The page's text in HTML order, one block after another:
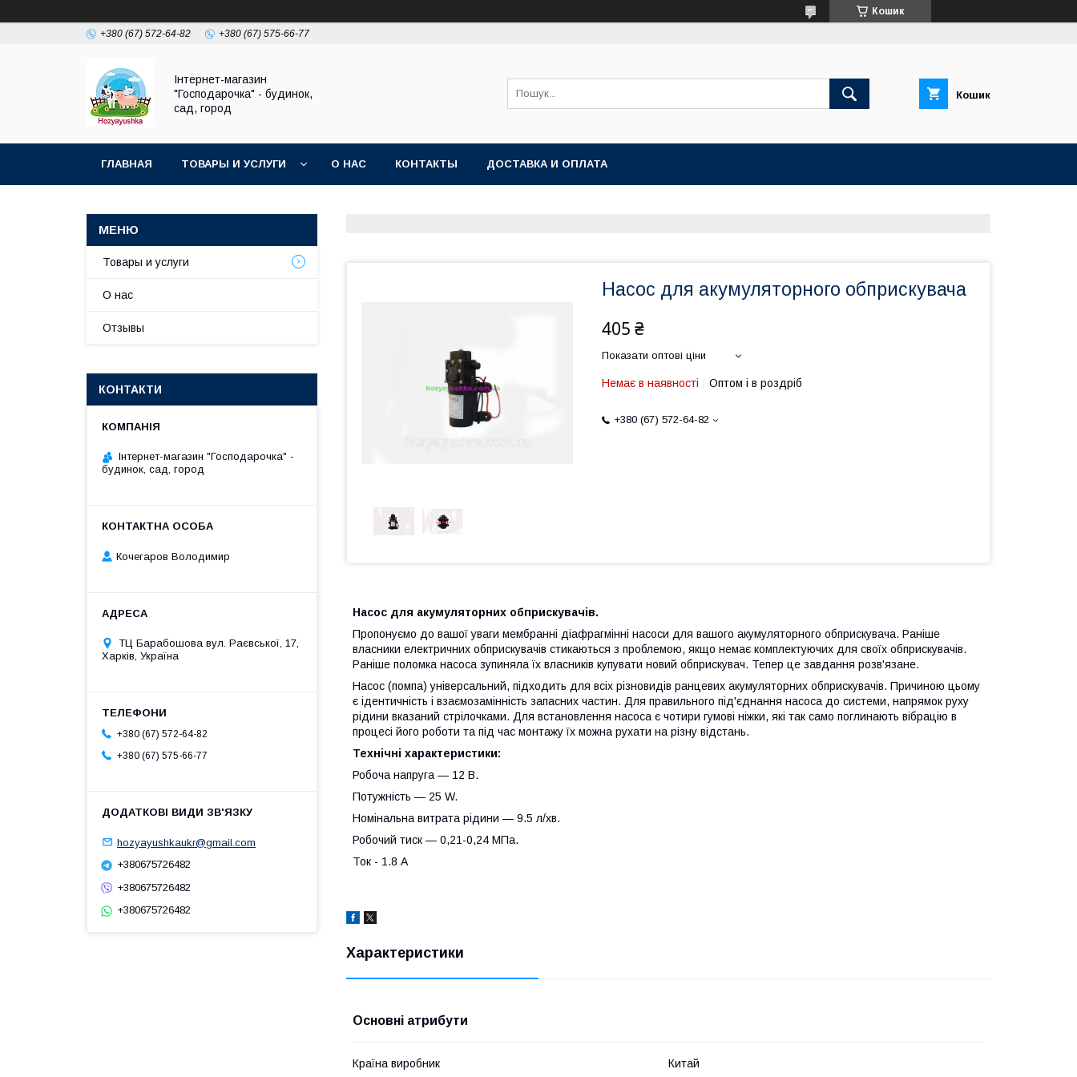
Кошик
+380 (67) 572-64-82 +380 (67) 575-66-77
Інтернет-магазин
"Господарочка" - будинок,
сад, город
Кошик
ГЛАВНАЯ ТОВАРЫ И УСЛУГИ О НАС КОНТАКТЫ ДОСТАВКА И ОПЛАТА
Насос для акумуляторного обприскувача
405 ₴
Показати оптові ціни
Немає в наявності Оптом і в роздріб
+380 (67) 572-64-82
Насос для акумуляторних обприскувачів.
Пропонуємо до вашої уваги мембранні діафрагмінні насоси для вашого акумуляторного обприскувача. Раніше
власники електричних обприскувачів стикаються з проблемою, якщо немає комплектуючих для своїх обприскувачів.
Раніше поломка насоса зупиняла їх власників купувати новий обприскувач. Тепер це завдання розв'язане.
Насос (помпа) універсальний, підходить для всіх різновидів ранцевих акумуляторних обприскувачів. Причиною цьому
є ідентичність і взаємозамінність запасних частин. Для правильного під'єднання насоса до системи, напрямок руху
рідини вказаний стрілочками. Для встановлення насоса є чотири гумові ніжки, які так само поглинають вібрацію в
процесі його роботи та під час монтажу їх можна рухати на різну відстань.
Технічні характеристики:
Робоча напруга — 12 В.
Потужність — 25 W.
Номінальна витрата рідини — 9.5 л/хв.
Робочий тиск — 0,21-0,24 МПа.
Ток - 1.8 А
Характеристики
Основні атрибути
Країна виробник Китай
Товары и услуги
О нас
Отзывы
КОНТАКТИ
Інтернет-магазин "Господарочка" -
будинок, сад, город
Кочегаров Володимир
ТЦ Барабошова вул. Раєвської, 17,
Харків, Україна
+380 (67) 572-64-82
+380 (67) 575-66-77
hozyayushkaukr@gmail.com
+380675726482
+380675726482
+380675726482